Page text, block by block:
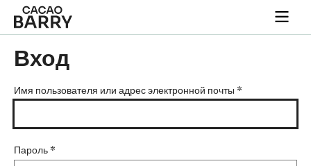
Skip to main content
main
Вход
Имя пользователя или адрес электронной почты *
Пароль *